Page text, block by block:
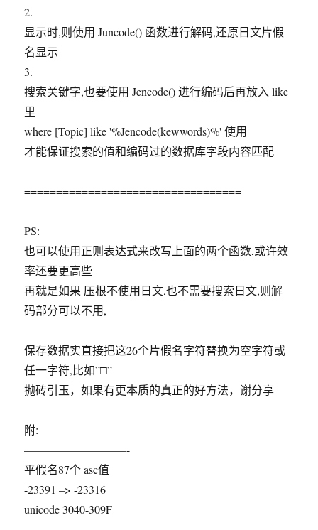
2.
显示时,则使用 Juncode() 函数进行解码,还原日文片假
名显示
3.
搜索关键字,也要使用 Jencode() 进行编码后再放入 like
里
where [Topic] like '%Jencode(kewwords)%' 使用
才能保证搜索的值和编码过的数据库字段内容匹配
==================================
PS:
也可以使用正则表达式来改写上面的两个函数,或许效
率还要更高些
再就是如果 压根不使用日文,也不需要搜索日文,则解
码部分可以不用,
保存数据实直接把这26个片假名字符替换为空字符或
任一字符,比如”□”
抛砖引玉，如果有更本质的真正的好方法，谢分享
附:
—————————-
平假名87个 asc值
-23391 –> -23316
unicode 3040-309F